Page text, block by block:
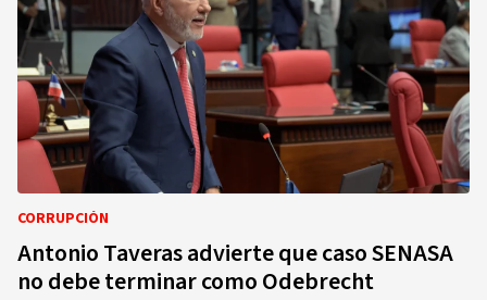
CORRUPCIÓN
Antonio Taveras advierte que caso SENASA
no debe terminar como Odebrecht